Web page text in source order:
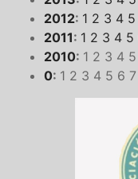
2012: 1 2 3 4 5
2011: 1 2 3 4 5
2010: 1 2 3 4 5
0: 1 2 3 4 5 6 7